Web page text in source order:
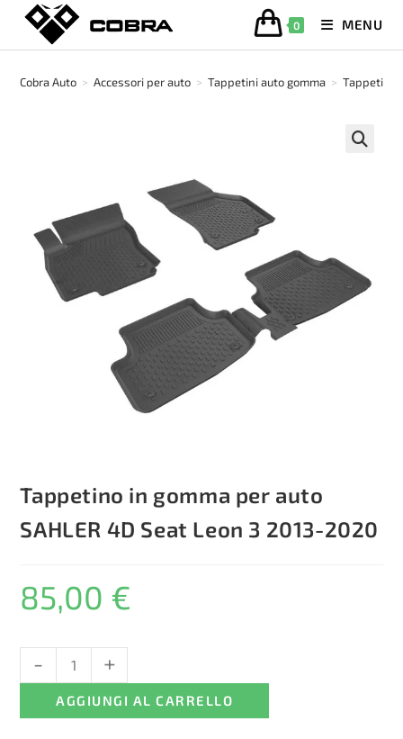
Salta
contenuto
0 MENU
Cobra Auto > Accessori per auto > Tappetini auto gomma > Tappetino
Tappetino in gomma per auto
SAHLER 4D Seat Leon 3 2013-2020
85,00 €
Tappetino
in
gomma
- +
AGGIUNGI AL CARRELLO